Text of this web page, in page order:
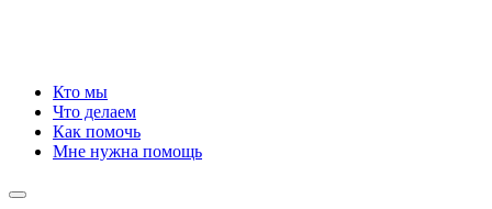
Кто мы
Что делаем
Как помочь
Мне нужна помощь